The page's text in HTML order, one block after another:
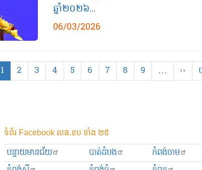
ឆ្នាំ២០២៦...
06/03/2026
Current
page
1 Page
2 Page
3 Page
4 Page
5 Page
6 Page
7 Page
8 Page
9 …
Next
page
››
ទំព័រ Facebook លធ.ខប ទាំង ២៥
បន្ទាយមានជ័យ បាត់ដំបង កំពង់ចាម